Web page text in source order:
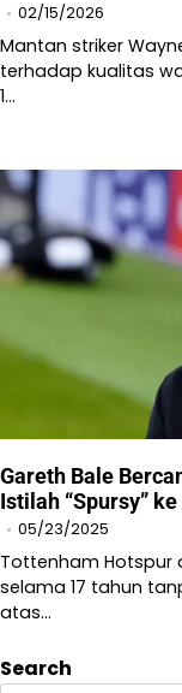
02/15/2026
Mantan striker
terhadap kualitas
1…
Gareth Bale
Istilah “Spursy” ke
05/23/2025
Tottenham Hotspur
selama 17 tahun
atas…
Search